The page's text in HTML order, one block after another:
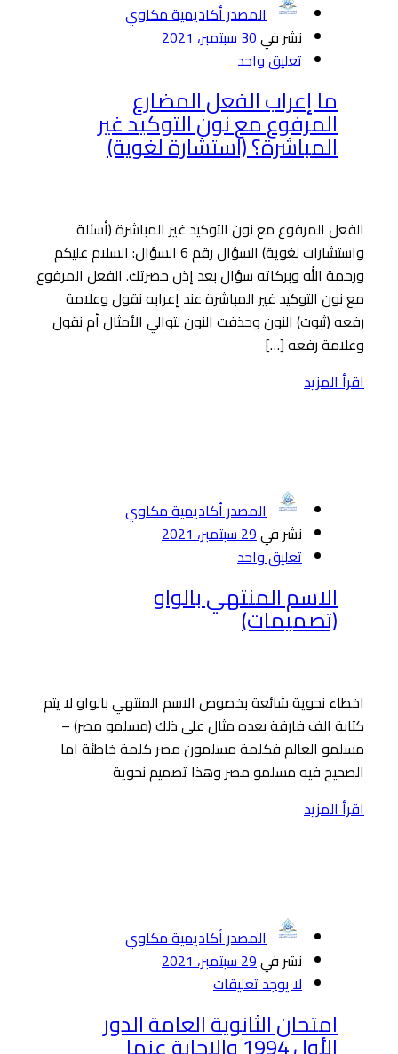
المصدر أكاديمية مكاوي
نشر في30 سبتمبر، 2021
تعليق واحد
ما إعراب الفعل المضارع
المرفوع مع نون التوكيد غير
المباشرة؟ (استشارة لغوية)
الفعل المرفوع مع نون التوكيد غير المباشرة (أسئلة
واستشارات لغوية) السؤال رقم 6 السؤال: السلام عليكم
ورحمة الله وبركاته سؤال بعد إذن حضرتك. الفعل المرفوع
مع نون التوكيد غير المباشرة عند إعرابه نقول وعلامة
رفعه (ثبوت) النون وحذفت النون لتوالي الأمثال أم نقول
وعلامة رفعه […]
اقرأ المزيد
المصدر أكاديمية مكاوي
نشر في29 سبتمبر، 2021
تعليق واحد
الاسم المنتهي بالواو
(تصميمات)
اخطاء نحوية شائعة بخصوص الاسم المنتهي بالواو لا يتم
كتابة الف فارقة بعده مثال على ذلك (مسلمو مصر) –
مسلمو العالم فكلمة مسلمون مصر كلمة خاطئة اما
الصحيح فيه مسلمو مصر وهذا تصميم نحوية
اقرأ المزيد
المصدر أكاديمية مكاوي
نشر في29 سبتمبر، 2021
لا يوجد تعليقات
امتحان الثانوية العامة الدور